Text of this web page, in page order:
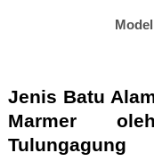
Jenis Batu
Marmer
Tulungagung